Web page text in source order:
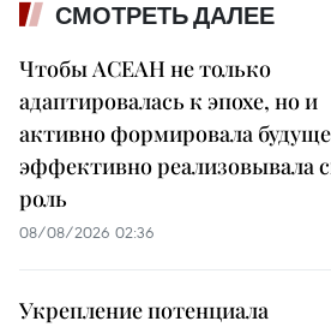
СМОТРЕТЬ ДАЛЕЕ
Чтобы АСЕАН не только
адаптировалась к эпохе, но и
активно формировала
эффективно реализовывала
роль
08/08/2026 02:36
Укрепление потенциала